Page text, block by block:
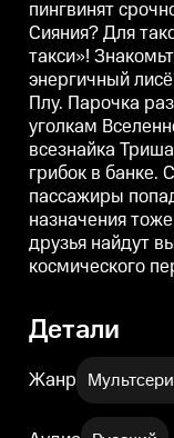
лисичка-всезнайка
олуша Грэг и Криспи,
грибок в банке.
ребятам не
пассажиры
да и места
с помощью смекалки
друзья найдут выход
невероятного
переплёта.
пингвинят
Сияния? Для
такси»!
энергичный
Плу. Парочка
уголкам
всезнайка
грибок в банке.
пассажиры
назначения
друзья найдут
космического
Детали
Жанр